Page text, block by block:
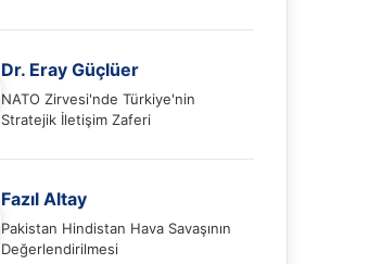
Dr. Eray Güçlüer
NATO Zirvesi'nde Türkiye'nin
Stratejik İletişim Zaferi
Fazıl Altay
Pakistan Hindistan Hava Savaşının
Değerlendirilmesi